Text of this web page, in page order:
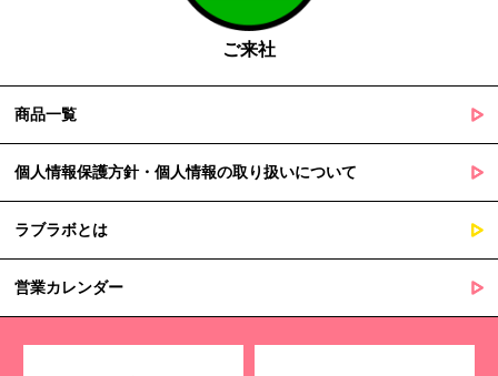
５. 個人情報の取扱業務の委託
場合があります。
その際、弊社は、個人情報を適切に保護できる管理体制を敷き実行
正等、利用停止等の請求
当社は、ご本人様からの求めに応じ、当社が保有するご本人の個人
情報の利用目的の通知、開示、訂正・追加・削除、利用停止・消去
または第三者提供の停止等のご請求を受けた場合は速やかに対応い
ご来社
商品一覧
個人情報保護方針・個人情報の取り扱いについて
ラブラボとは
営業カレンダー